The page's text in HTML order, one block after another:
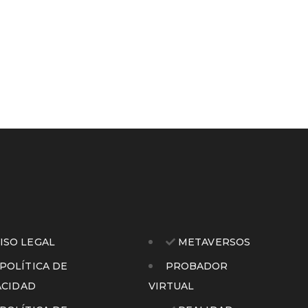
LEGAL
POLÍTICA DE
METAVERSOS
PROBADOR
VIRTUAL